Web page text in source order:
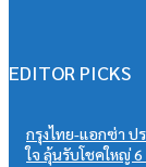
EDITOR PICKS
กรุงไทย-แอกซ่า ป
ใจ ลุ้นรับโชคใหญ่